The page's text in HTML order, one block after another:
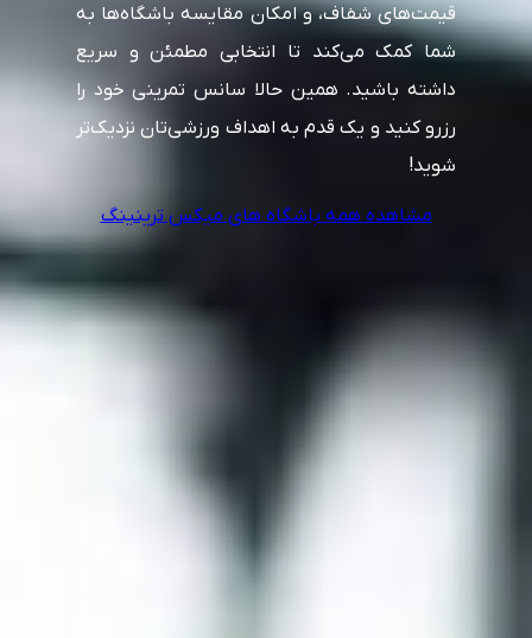
قیمت‌های شفاف، و امکان مقایسه باشگاه‌ها به
شما کمک می‌کند تا انتخابی مطمئن و سریع
داشته باشید. همین حالا سانس تمرینی خود را
رزرو کنید و یک قدم به اهداف ورزشی‌تان نزدیک‌تر
شوید!
مشاهده همه باشگاه های میکس ترینینگ
با سایت الوپلی میتونی خیلی راحت کلاسمیکس ترینینگ